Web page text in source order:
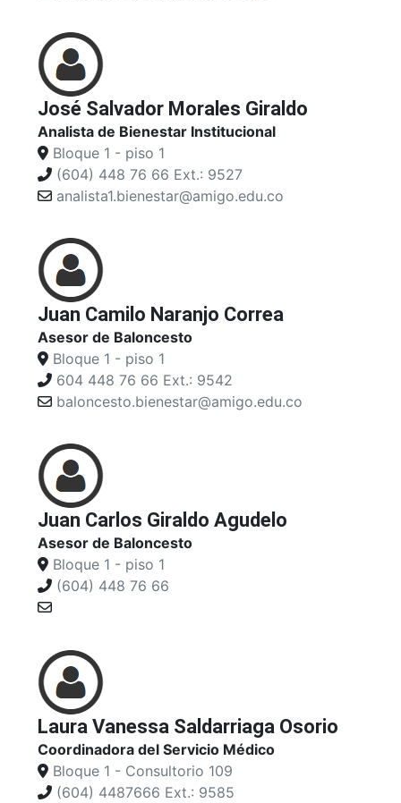
José Salvador Morales Giraldo
Analista de Bienestar Institucional
Bloque 1 - piso 1
(604) 448 76 66 Ext.: 9527
analista1.bienestar@amigo.edu.co
Juan Camilo Naranjo Correa
Asesor de Baloncesto
Bloque 1 - piso 1
604 448 76 66 Ext.: 9542
baloncesto.bienestar@amigo.edu.co
Juan Carlos Giraldo Agudelo
Asesor de Baloncesto
Bloque 1 - piso 1
(604) 448 76 66
Laura Vanessa Saldarriaga Osorio
Coordinadora del Servicio Médico
Bloque 1 - Consultorio 109
(604) 4487666 Ext.: 9585